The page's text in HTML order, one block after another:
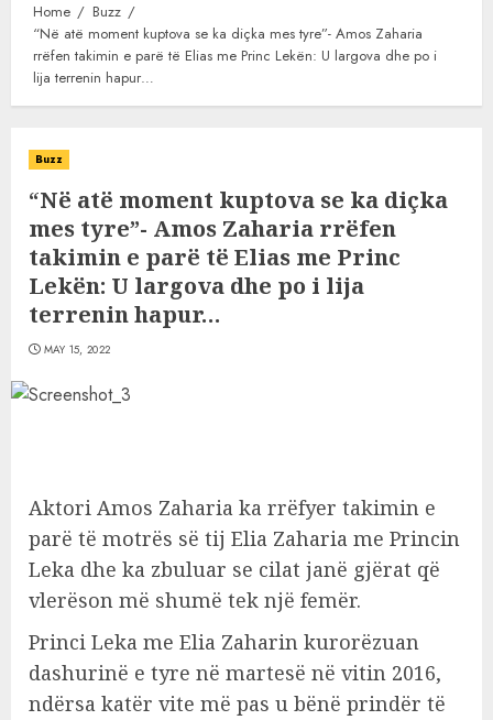
Home
Buzz
“Në atë moment kuptova se ka diçka mes tyre”- Amos Zaharia
rrëfen takimin e parë të Elias me Princ Lekën: U largova dhe po i
lija terrenin hapur…
Buzz
“Në atë moment kuptova se ka diçka
mes tyre”- Amos Zaharia rrëfen
takimin e parë të Elias me Princ
Lekën: U largova dhe po i lija
terrenin hapur…
MAY 15, 2022
Aktori Amos Zaharia ka rrëfyer takimin e
parë të motrës së tij Elia Zaharia me Princin
Leka dhe ka zbuluar se cilat janë gjërat që
vlerëson më shumë tek një femër.
Princi Leka me Elia Zaharin kurorëzuan
dashurinë e tyre në martesë në vitin 2016,
ndërsa katër vite më pas u bënë prindër të